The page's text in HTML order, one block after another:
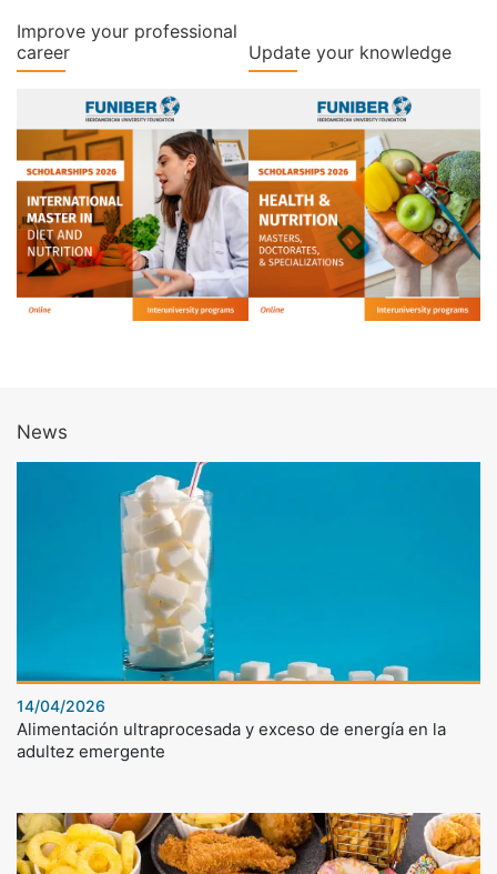
Improve your professional
career
Update your knowledge
News
14/04/2026
Alimentación ultraprocesada y exceso de energía en la
adultez emergente